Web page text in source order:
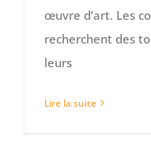
œuvre d’art. Les
recherchent des
leurs
Lire la suite